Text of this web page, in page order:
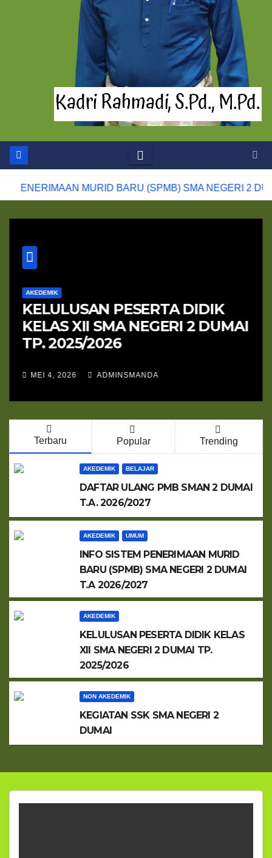
MURID BARU (SPMB) SMA NEGERI 2 DUMAI T.A
AKEDEMIK
KELULUSAN PESERTA DIDIK
KELAS XII SMA NEGERI 2 DUMAI
TP. 2025/2026
MEI 4, 2026 ADMINSMANDA
Terbaru Popular Trending
AKEDEMIK BELAJAR
DAFTAR ULANG PMB SMAN 2 DUMAI
T.A. 2026/2027
AKEDEMIK UMUM
INFO SISTEM PENERIMAAN MURID
BARU (SPMB) SMA NEGERI 2 DUMAI
T.A 2026/2027
AKEDEMIK
KELULUSAN PESERTA DIDIK KELAS
XII SMA NEGERI 2 DUMAI TP.
2025/2026
NON AKEDEMIK
KEGIATAN SSK SMA NEGERI 2
DUMAI